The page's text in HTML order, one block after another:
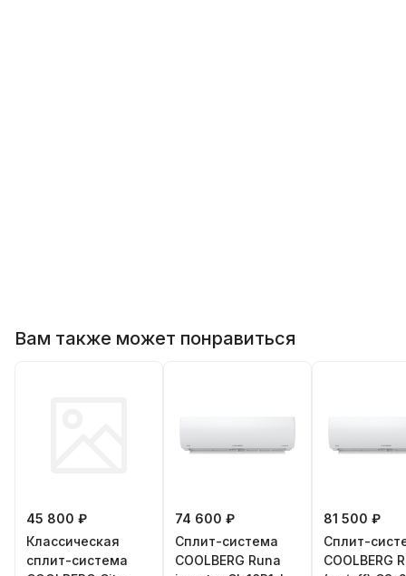
Вам также может понравиться
45 800 ₽
Классическая
сплит-система
74 600 ₽
Сплит-система
СOOLBERG Runa
81 500 ₽
Сплит-
СOOLBERG